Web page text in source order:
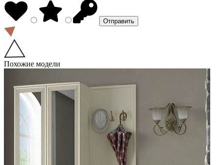
Похожие модели